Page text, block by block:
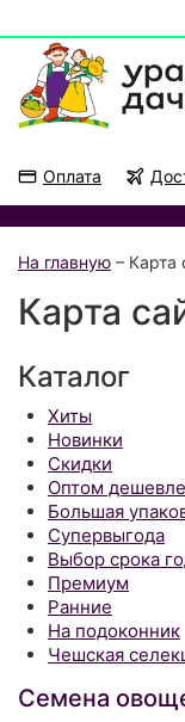
Оплата
На главную – Карта
Карта
Каталог
Хиты
Новинки
Скидки
Оптом дешевле
Большая
Супервыгода
Выбор срока
Премиум
Ранние
На подоконник
Чешская
Семена